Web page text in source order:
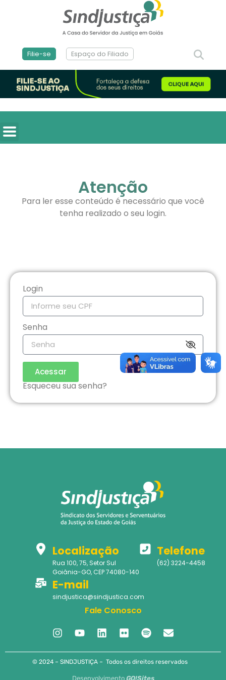
Filie-se Espaço do Filiado
Atenção
Para ler esse conteúdo é necessário que você
tenha realizado o seu login.
Login
Senha
Acessar
Esqueceu sua senha?
Localização
Rua 100, 75, Setor Sul
Goiânia-GO, CEP 74080-140
Telefone
(62) 3224-4458
E-mail
sindjustica@sindjustica.com
Fale Conosco
© 2024 – SINDJUSTIÇA – Todos os direitos reservados
Desenvolvimento GO!Sites